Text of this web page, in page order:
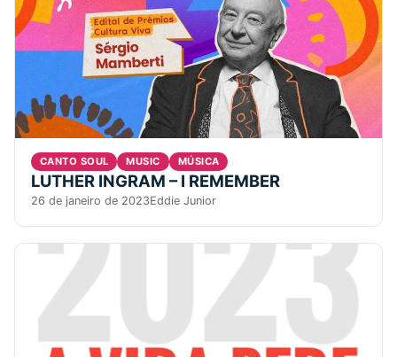
CANTO SOUL MUSIC MÚSICA
LUTHER INGRAM – I REMEMBER
26 de janeiro de 2023Eddie Junior